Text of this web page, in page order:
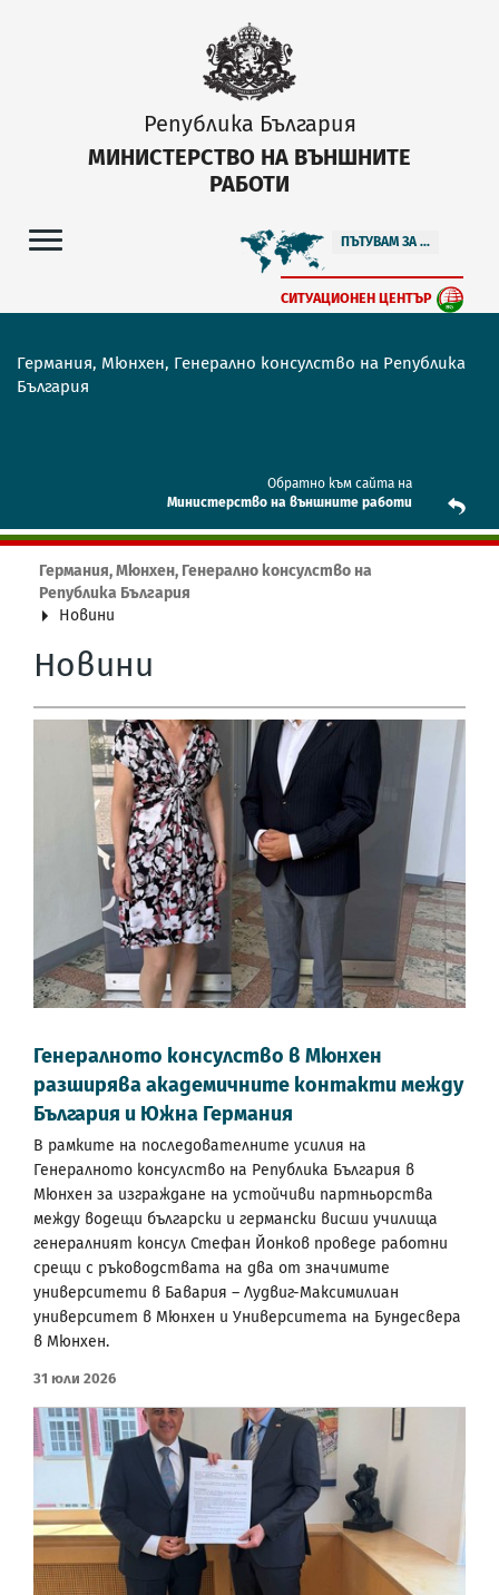
Република България
МИНИСТЕРСТВО НА ВЪНШНИТЕ
РАБОТИ
ПЪТУВАМ ЗА ...
СИТУАЦИОНЕН ЦЕНТЪР
Германия, Мюнхен, Генерално консулство на Република
България
Обратно към сайта на
Mинистерство на външните работи
Германия, Мюнхен, Генерално консулство на
Република България
Новини
Новини
Генералното консулство в Мюнхен
разширява академичните контакти между
България и Южна Германия
В рамките на последователните усилия на
Генералното консулство на Република България в
Мюнхен за изграждане на устойчиви партньорства
между водещи български и германски висши училища
генералният консул Стефан Йонков проведе работни
срещи с ръководствата на два от значимите
университети в Бавария – Лудвиг-Максимилиан
университет в Мюнхен и Университета на Бундесвера
в Мюнхен.
31 Юли 2026